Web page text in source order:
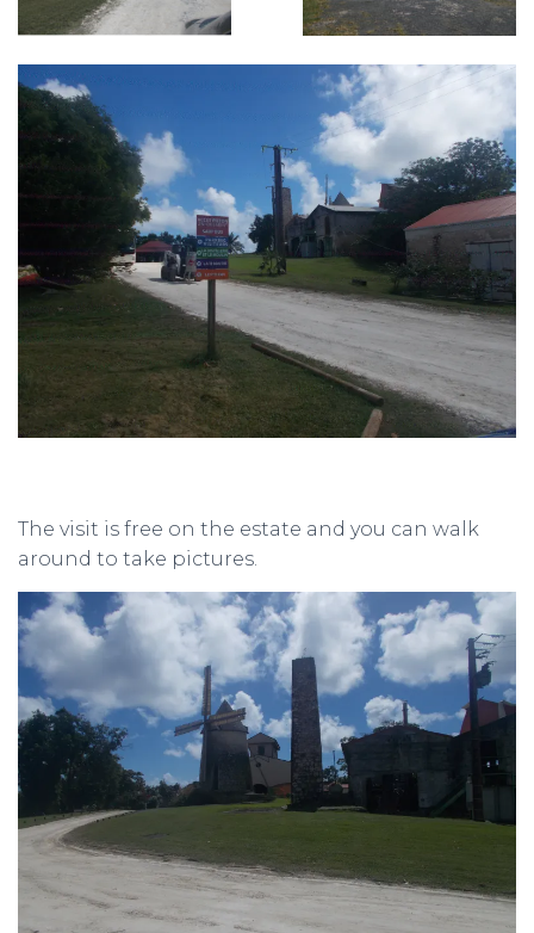
The visit is free on the estate and you can walk
around to take pictures.